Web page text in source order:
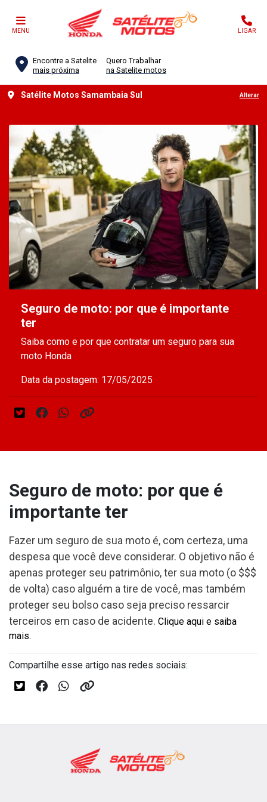
MENU LIGAR
Encontre a Satelite
mais próxima
Quero Trabalhar
na Satelite motos
Satélite Motos Samambaia Sul Alterar
Seguro de moto: por que é importante
ter
Saiba como e por que contratar um seguro para sua
moto Honda
Data da postagem: 17/05/2025
Seguro de moto: por que é
importante ter
Fazer um seguro de sua moto é, com certeza, uma
despesa que você deve considerar. O objetivo não é
apenas proteger seu patrimônio, ter sua moto (o $$$
de volta) caso alguém a tire de você, mas também
proteger seu bolso caso seja preciso ressarcir
terceiros em caso de acidente. Clique aqui e saiba
mais.
Compartilhe esse artigo nas redes sociais: